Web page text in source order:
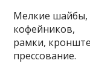
Мелкие шайбы,
кофейников,
рамки,
прессование.